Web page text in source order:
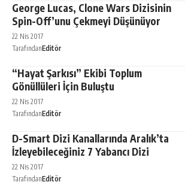
George Lucas, Clone Wars Dizisinin
Spin-Off’unu Çekmeyi Düşünüyor
22 Nis 2017
TarafındanEditör
“Hayat Şarkısı” Ekibi Toplum
Gönüllüleri İçin Buluştu
22 Nis 2017
TarafındanEditör
D-Smart Dizi Kanallarında Aralık’ta
İzleyebileceğiniz 7 Yabancı Dizi
22 Nis 2017
TarafındanEditör